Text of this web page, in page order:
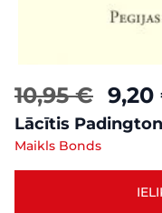
10,95 € 9,20
Lācītis
Maikls Bonds